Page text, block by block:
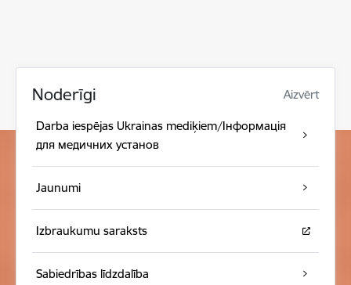
Noderīgi Aizvērt
Darba iespējas Ukrainas mediķiem/Інформація
для медичних установ
Jaunumi
Izbraukumu saraksts
Sabiedrības līdzdalība